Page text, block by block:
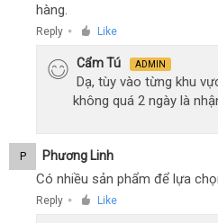
hàng.
Reply ● Like
Cẩm Tú ADMIN
Dạ, tùy vào từng khu
không quá 2 ngày là
P Phương Linh
Có nhiều sản phẩm để lựa
Reply ● Like